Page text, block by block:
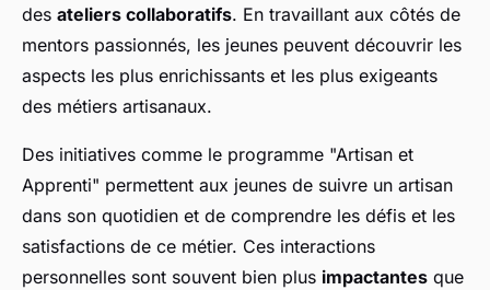
des ateliers collaboratifs. En travaillant aux côtés de
mentors passionnés, les jeunes peuvent découvrir les
aspects les plus enrichissants et les plus exigeants
des métiers artisanaux.
Des initiatives comme le programme "Artisan et
Apprenti" permettent aux jeunes de suivre un artisan
dans son quotidien et de comprendre les défis et les
satisfactions de ce métier. Ces interactions
personnelles sont souvent bien plus impactantes que